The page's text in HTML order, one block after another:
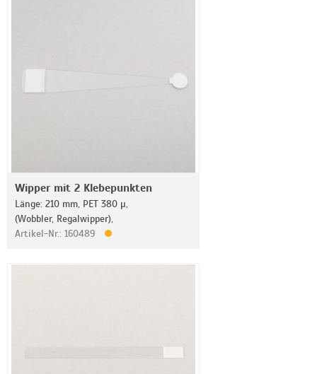
Wipper mit 2 Klebepunkten
Länge: 210 mm, PET 380 µ,
(Wobbler, Regalwipper),
Artikel-Nr.: 160489